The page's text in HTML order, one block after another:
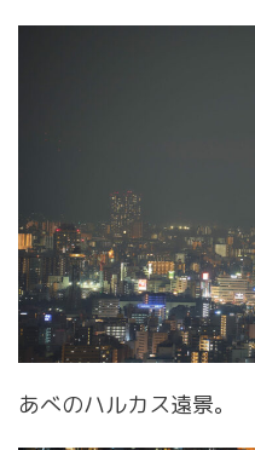
あべのハルカス遠景。